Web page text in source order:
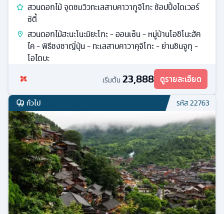
สวนดอกไม้ จุดชมวิวทะเลสาบคาวากูจิโกะ ช้อปปิ้งไดเวอร์
ซิตี้
สวนดอกไม้ฮะนะโนะมิยะโกะ - ออนเซ็น - หมู่บ้านโอชิโนะฮัค
ไค - พิธีชงชาญี่ปุ่น - ทะเลสาบคาวาคุจิโกะ - ย่านชินจูกุ -
โอไดบะ
เริ่มต้น 23,888 ดูรายละเอียด
ทั่วไป รหัส22763